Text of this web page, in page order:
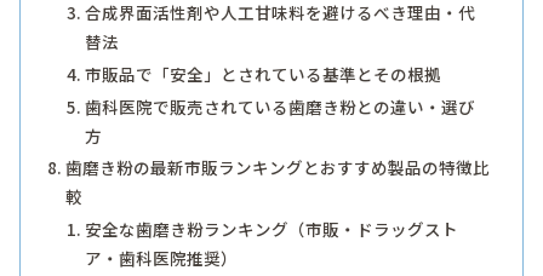
合成界面活性剤や人工甘味料を避けるべき理由・代
替法
市販品で「安全」とされている基準とその根拠
歯科医院で販売されている歯磨き粉との違い・選び
方
歯磨き粉の最新市販ランキングとおすすめ製品の特徴比
較
安全な歯磨き粉ランキング（市販・ドラッグスト
ア・歯科医院推奨）